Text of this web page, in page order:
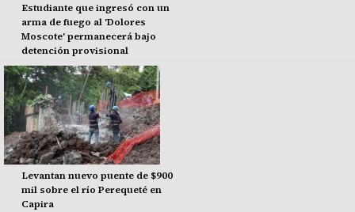
Estudiante que ingresó con un
arma de fuego al 'Dolores
Moscote' permanecerá bajo
detención provisional
Levantan nuevo puente de $900
mil sobre el río Perequeté en
Capira